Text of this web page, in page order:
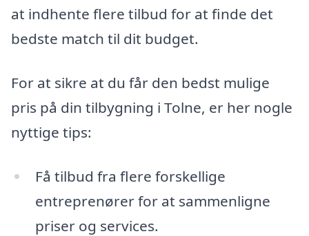
at indhente flere tilbud for at finde det
bedste match til dit budget.
For at sikre at du får den bedst mulige
pris på din tilbygning i Tolne, er her nogle
nyttige tips:
Få tilbud fra flere forskellige
entreprenører for at sammenligne
priser og services.